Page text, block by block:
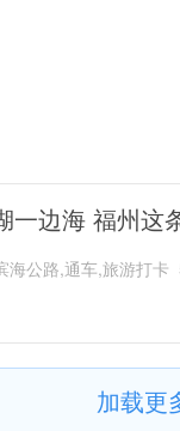
一边海 福州这
海公路,通车,旅游打卡
加载更